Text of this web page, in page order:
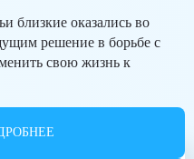
близкие оказались во
решение в борьбе с
свою жизнь к